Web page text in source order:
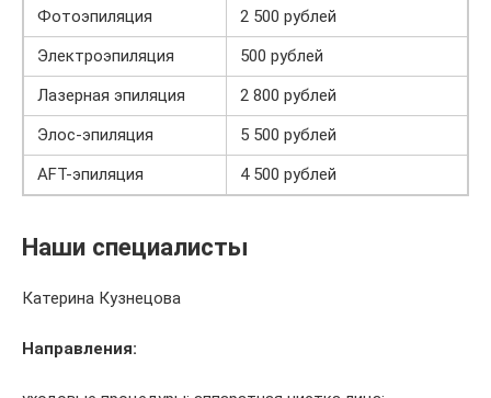
Фотоэпиляция
2 500 рублей
Электроэпиляция
500 рублей
Лазерная эпиляция
2 800 рублей
Элос-эпиляция
5 500 рублей
AFT-эпиляция
4 500 рублей
Наши специалисты
Катерина Кузнецова
Направления: